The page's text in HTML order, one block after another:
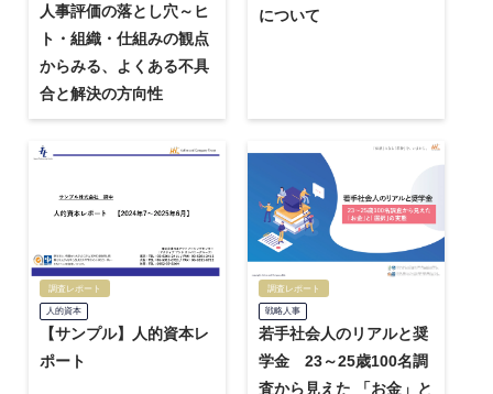
人事評価の落とし穴～ヒ
ト・組織・仕組みの観点
からみる、よくある不具
合と解決の方向性
について
調査レポート
人的資本
【サンプル】人的資本レ
ポート
調査レポート
戦略人事
若手社会人のリアルと奨
学金 23～25歳100名調
査から見えた 「お金」と